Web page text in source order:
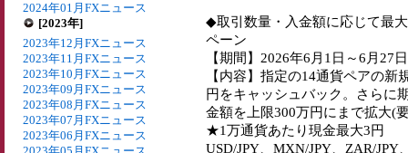
2024年01月FXニュース
[2023年]
2023年12月FXニュース
2023年11月FXニュース
2023年10月FXニュース
2023年09月FXニュース
2023年08月FXニュース
2023年07月FXニュース
2023年06月FXニュース
◆取引数量・入金額に応じて最
ペーン
【期間】2026年6月1日～6月27日
【内容】指定の14通貨ペアの
円をキャッシュバック。さらに
金額を上限300万円にまで拡大(
★1万通貨あたり現金最大3円
USD/JPY、MXN/JPY、ZAR/JPY